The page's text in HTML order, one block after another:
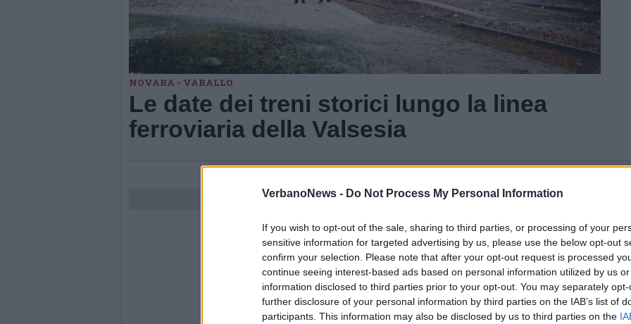
VerbanoNews - Do Not Process My Personal Information
If you wish to opt-out of the sale, sharing to third parties, or processing of your
sensitive information for targeted advertising by us, please use the below opt-out
confirm your selection. Please note that after your opt-out request is processed
continue seeing interest-based ads based on personal information utilized by us
information disclosed to third parties prior to your opt-out. You may separately
further disclosure of your personal information by third parties on the IAB’s list of
participants. This information may also be disclosed by us to third parties on the
NOVARA - VARALLO
Le date dei treni storici lungo la linea
ferroviaria della Valsesia
Guarda l'archivio